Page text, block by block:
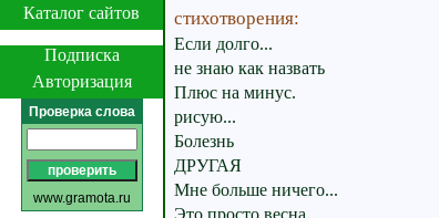
Каталог сайтов
Подписка
Авторизация
Проверка слова
www.gramota.ru
стихотворения:
Если долго...
не знаю как назвать
Плюс на минус.
рисую...
Болезнь
ДРУГАЯ
Мне больше ничего...
Это просто весна...